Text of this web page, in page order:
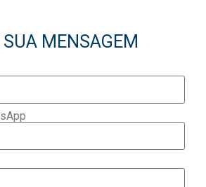
SUA MENSAGEM